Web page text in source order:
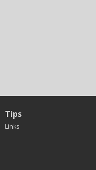
Tips
Links